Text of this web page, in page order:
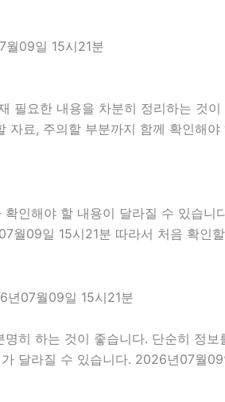
월09일 15시21분
필요한 내용을 차분히 정리하는 것
자료, 주의할 부분까지 함께 확인해
인해야 할 내용이 달라질 수 있습
월09일 15시21분 따라서 처음 확인
년07월09일 15시21분
히 하는 것이 좋습니다. 단순히 정
달라질 수 있습니다. 2026년07월